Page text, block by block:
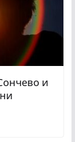
и